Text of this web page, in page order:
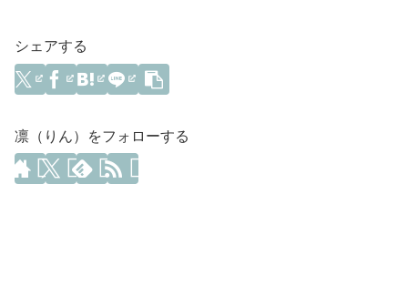
シェアする
凛（りん）をフォローする